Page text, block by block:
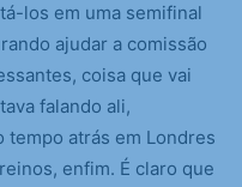
los em uma semifinal
ajudar a comissão
coisa que vai
falando ali,
atrás em Londres
enfim. É claro que